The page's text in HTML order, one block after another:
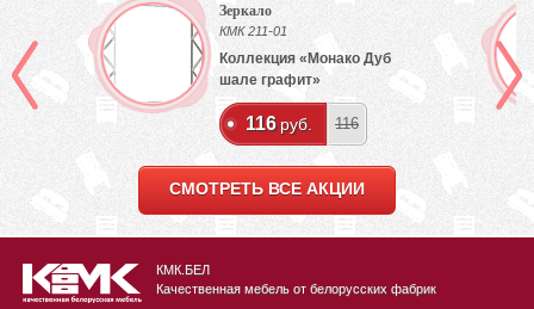
Зеркало
КМК 211-01
Коллекция «Монако Дуб
шале графит»
116 руб. 116
СМОТРЕТЬ ВСЕ АКЦИИ
КМК.БЕЛ
Качественная мебель от белорусских фабрик